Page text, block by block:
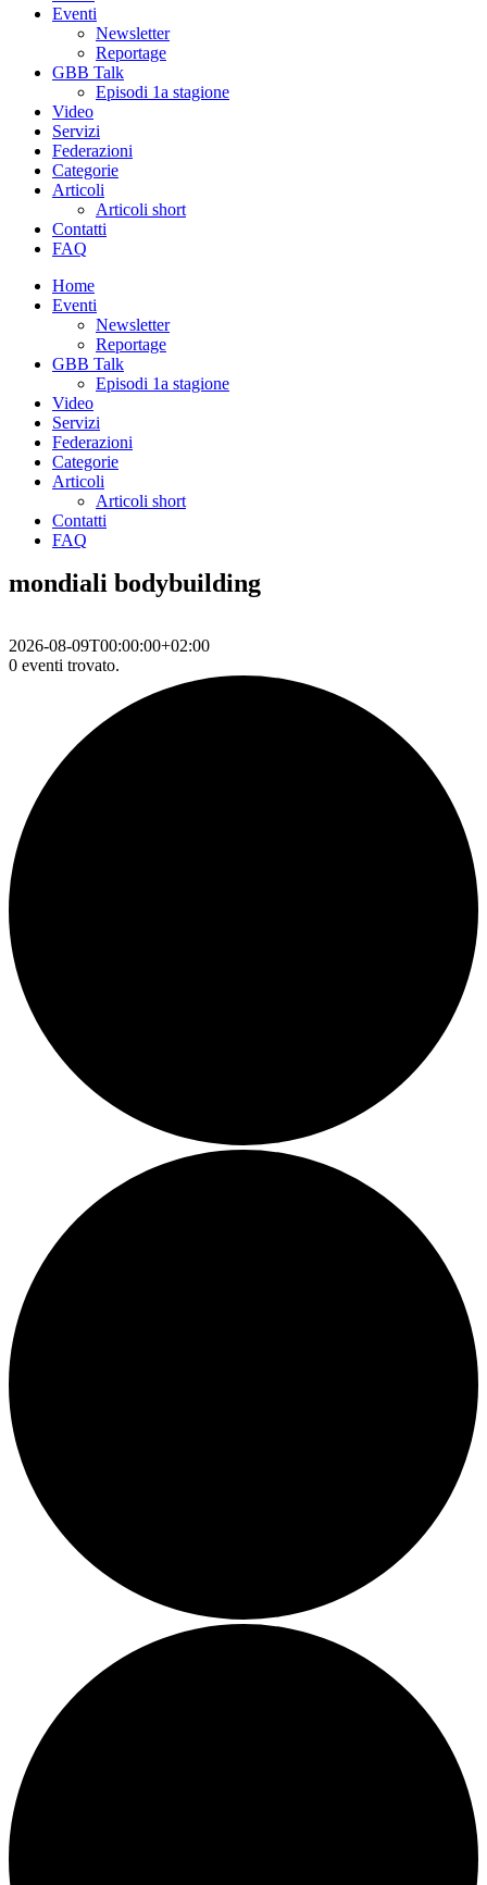
Eventi
Newsletter
Reportage
GBB Talk
Episodi 1a stagione
Video
Servizi
Federazioni
Categorie
Articoli
Articoli short
Contatti
FAQ
Home
Eventi
Newsletter
Reportage
GBB Talk
Episodi 1a stagione
Video
Servizi
Federazioni
Categorie
Articoli
Articoli short
Contatti
FAQ
mondiali bodybuilding
2026-08-09T00:00:00+02:00
0 eventi trovato.